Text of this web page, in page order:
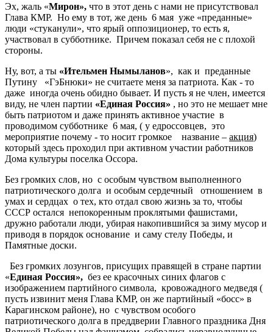
Эх, жаль «Мирон», что в этот день с нами не присутствовал
Глава КМР. Но ему в тот, же день 6 мая уже «преданные»
люди «стуканули», что ярый оппозиционер, то есть я,
участвовал в субботнике. Причем показал себя не с плохой
стороны.
Ну, вот, а ты «Ительмен Нымыланов», как и преданные
Путину «ГэБнюки» не считаете меня за патриота. Как - то
даже иногда очень обидно бывает. И пусть я не член, имеется
виду, не член партии «Единая Россия» , но это не мешает мне
быть патриотом и даже принять активное участие в
проводимом субботнике 6 мая, ( у едроссовцев, это
мероприятие почему - то носит громкое название – акция)
который здесь проходил при активном участии работников
Дома культуры поселка Оссора.
Без громких слов, но с особым чувством выполненного
патриотического долга и особым сердечный отношением в
умах и сердцах о тех, кто отдал свою жизнь за то, чтобы
СССР остался непокоренным проклятыми фашистами,
дружно работали люди, убирая накопившийся за зиму мусор и
приводя в порядок основание и саму стелу Победы, и
Памятные доски.
Без громких лозунгов, присущих правящей в стране партии
«Единая Россия», без ее красочных синих флагов с
изображением партийного символа, кровожадного медведя (
пусть извинит меня Глава КМР, он же партийный «босс» в
Карагинском районе), но с чувством особого
патриотического долга в преддверии Главного праздника Дня